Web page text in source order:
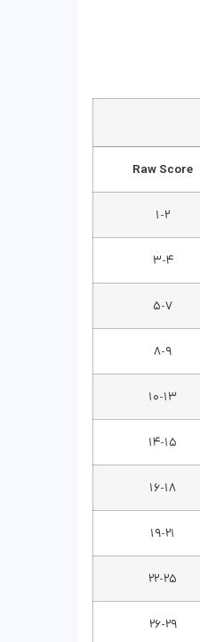
Raw Score
۱-۲
۳-۴
۵-۷
۸-۹
۱۰-۱۳
۱۴-۱۵
۱۶-۱۸
۱۹-۲۱
۲۲-۲۵
۲۶-۲۹